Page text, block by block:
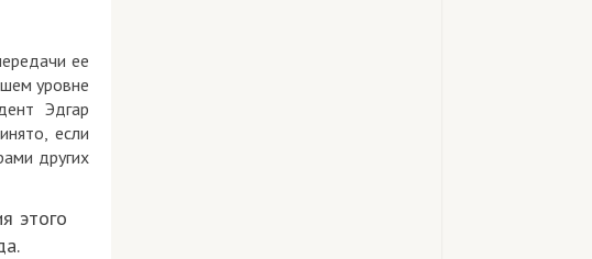
ее
уровне
Эдгар
если
других
этого